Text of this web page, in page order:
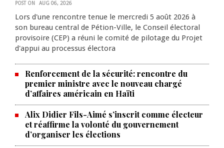
POST ON AUG 06, 2026
Lors d'une rencontre tenue le mercredi 5 août 2026 à
son bureau central de Pétion-Ville, le Conseil électoral
provisoire (CEP) a réuni le comité de pilotage du Projet
d'appui au processus électora
Renforcement de la sécurité: rencontre du
premier ministre avec le nouveau chargé
d’affaires américain en Haïti
Alix Didier Fils-Aimé s’inscrit comme électeur
et réaffirme la volonté du gouvernement
d’organiser les élections